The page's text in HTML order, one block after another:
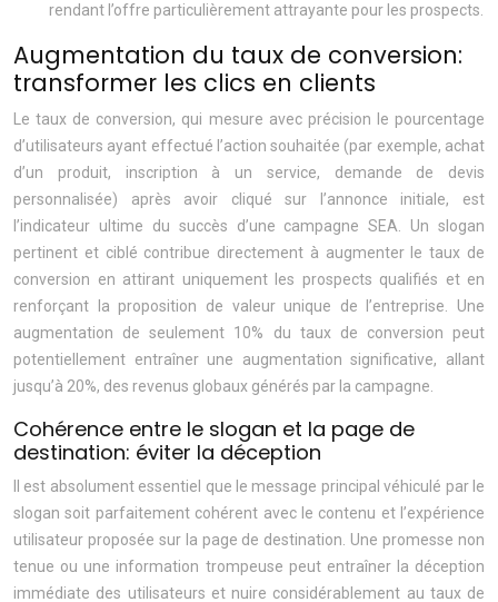
rendant l’offre particulièrement attrayante pour les prospects.
Augmentation du taux de conversion:
transformer les clics en clients
Le taux de conversion, qui mesure avec précision le pourcentage
d’utilisateurs ayant effectué l’action souhaitée (par exemple, achat
d’un produit, inscription à un service, demande de devis
personnalisée) après avoir cliqué sur l’annonce initiale, est
l’indicateur ultime du succès d’une campagne SEA. Un slogan
pertinent et ciblé contribue directement à augmenter le taux de
conversion en attirant uniquement les prospects qualifiés et en
renforçant la proposition de valeur unique de l’entreprise. Une
augmentation de seulement 10% du taux de conversion peut
potentiellement entraîner une augmentation significative, allant
jusqu’à 20%, des revenus globaux générés par la campagne.
Cohérence entre le slogan et la page de
destination: éviter la déception
Il est absolument essentiel que le message principal véhiculé par le
slogan soit parfaitement cohérent avec le contenu et l’expérience
utilisateur proposée sur la page de destination. Une promesse non
tenue ou une information trompeuse peut entraîner la déception
immédiate des utilisateurs et nuire considérablement au taux de